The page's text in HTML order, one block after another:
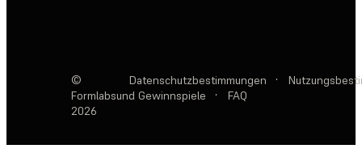
©
Formlabs
2026
Datenschutzbestimmungen ·
und Gewinnspiele
· FAQ